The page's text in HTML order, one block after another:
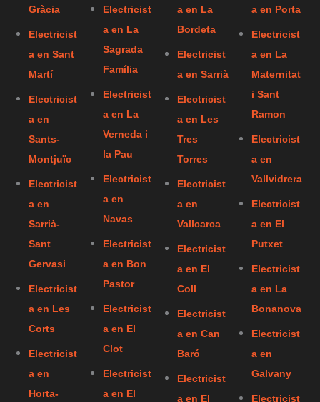
Gràcia
Electricist
a en Sant
Martí
Electricist
a en
Sants-
Montjuïc
Electricist
a en
Sarrià-
Sant
Gervasi
Electricist
a en Les
Corts
Electricist
a en
Horta-
Electricist
a en La
Sagrada
Família
Electricist
a en La
Verneda i
la Pau
Electricist
a en
Navas
Electricist
a en Bon
Pastor
Electricist
a en El
Clot
Electricist
a en El
a en La
Bordeta
Electricist
a en Sarrià
Electricist
a en Les
Tres
Torres
Electricist
a en
Vallcarca
Electricist
a en El
Coll
Electricist
a en Can
Baró
Electricist
a en El
a en Porta
Electricist
a en La
Maternitat
i Sant
Ramon
Electricist
a en
Vallvidrera
Electricist
a en El
Putxet
Electricist
a en La
Bonanova
Electricist
a en
Galvany
Electricist